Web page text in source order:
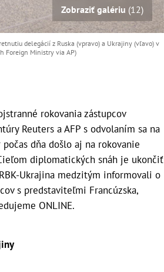
Zobraziť galériu (12)
delegácií z Ruska (vpravo) a Ukrajiny (vľavo) v
Foreign Ministry via AP)
rokovania zástupcov
Reuters a AFP s odvolaním sa na
dňa došlo aj na rokovanie
diplomatických snáh je ukončiť
Ukrajina medzitým informovali o
s predstaviteľmi Francúzska,
ONLINE.